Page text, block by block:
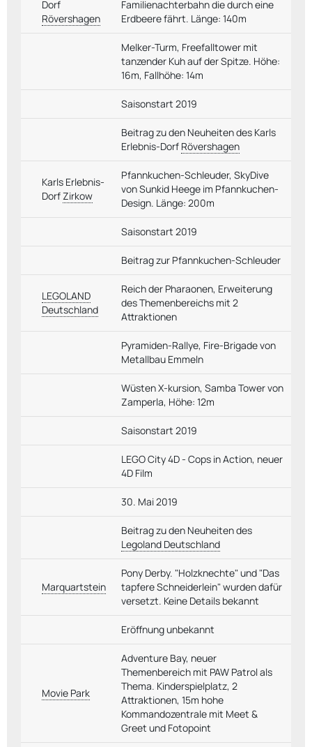
Dorf
Rövershagen
Familienachterbahn die durch eine
Erdbeere fährt. Länge: 140m
Melker-Turm, Freefalltower mit
tanzender Kuh auf der Spitze. Höhe:
16m, Fallhöhe: 14m
Saisonstart 2019
Beitrag zu den Neuheiten des Karls
Erlebnis-Dorf Rövershagen
Karls Erlebnis-
DorfZirkow
Pfannkuchen-Schleuder, SkyDive
von Sunkid Heege im Pfannkuchen-
Design. Länge: 200m
Saisonstart 2019
Beitrag zur Pfannkuchen-Schleuder
LEGOLAND
Deutschland
Reich der Pharaonen, Erweiterung
des Themenbereichs mit 2
Attraktionen
Pyramiden-Rallye, Fire-Brigade von
Metallbau Emmeln
Wüsten X-kursion, Samba Tower von
Zamperla, Höhe: 12m
Saisonstart 2019
LEGO City 4D - Cops in Action, neuer
4D Film
30. Mai 2019
Beitrag zu den Neuheiten des
Legoland Deutschland
Marquartstein
Pony Derby. "Holzknechte" und "Das
tapfere Schneiderlein" wurden dafür
versetzt. Keine Details bekannt
Eröffnung unbekannt
Movie Park
Adventure Bay, neuer
Themenbereich mit PAW Patrol als
Thema. Kinderspielplatz, 2
Attraktionen, 15m hohe
Kommandozentrale mit Meet &
Greet und Fotopoint